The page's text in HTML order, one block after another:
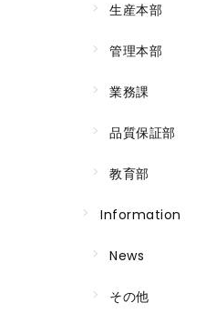
生産本部
管理本部
業務課
品質保証部
教育部
Information
News
その他